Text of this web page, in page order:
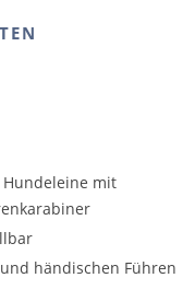
mit
händischen Führen